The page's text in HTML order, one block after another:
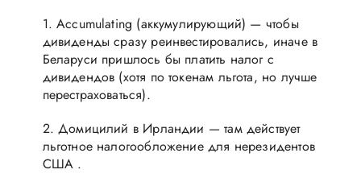
1. Accumulating (аккумулирующий) — чтобы
дивиденды сразу реинвестировались, иначе в
Беларуси пришлось бы платить налог с
дивидендов (хотя по токенам льгота, но лучше
перестраховаться).
2. Домицилий в Ирландии — там действует
льготное налогообложение для нерезидентов
США .